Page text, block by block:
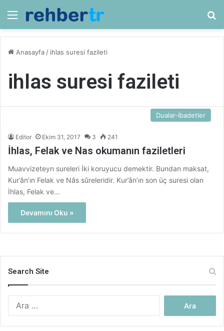
Menü
Anasayfa / ihlas suresi fazileti
ihlas suresi fazileti
Dualar-İbadetler
Editor Ekim 31, 2017 3 241
İhlas, Felak ve Nas okumanın faziletleri
Muavvizeteyn sureleri İki koruyucu demektir. Bundan maksat,
Kur’ân’ın Felak ve Nâs sûreleridir. Kur’ân’ın son üç suresi olan
İhlas, Felak ve…
Devamını Oku »
Search Site